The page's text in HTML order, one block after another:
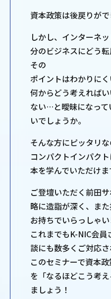
資本政策は後戻りがで
しかし、インターネ
分のビジネスにどう転
その
ポイントはわかりにく
何からどう考えれば
ない…と曖昧になっ
いでしょうか。
そんな方にピッタリ
コンパクトインパク
本を学んでいただけま
ご登壇いただく前田
略に造詣が深く、ま
お持ちでいらっしゃい
これまでもK-NIC会
談にも数多くご対応さ
このセミナーで資本
を「なるほどこう考
ましょう！